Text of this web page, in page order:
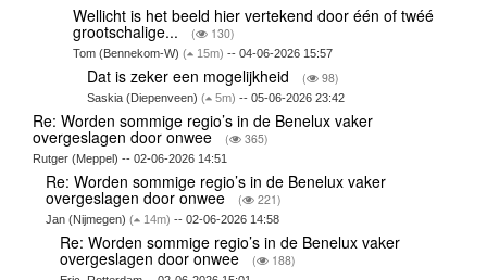
Wellicht is het beeld hier vertekend door één of twéé
grootschalige... ( 130)
Tom (Bennekom-W)( 15m) -- 04-06-2026 15:57
Dat is zeker een mogelijkheid ( 98)
Saskia (Diepenveen) ( 5m) -- 05-06-2026 23:42
Re: Worden sommige regio’s in de Benelux vaker
overgeslagen door onwee ( 365)
Rutger (Meppel) -- 02-06-2026 14:51
Re: Worden sommige regio’s in de Benelux vaker
overgeslagen door onwee ( 221)
Jan (Nijmegen)( 14m) -- 02-06-2026 14:58
Re: Worden sommige regio’s in de Benelux vaker
overgeslagen door onwee ( 188)